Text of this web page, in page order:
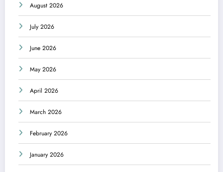
August 2026
July 2026
June 2026
May 2026
April 2026
March 2026
February 2026
January 2026